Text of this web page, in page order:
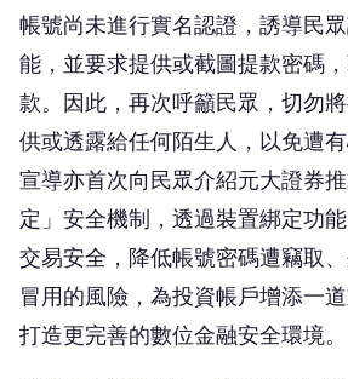
帳號尚未進行實名認證，誘導民
能，並要求提供或截圖提款密碼
款。因此，再次呼籲民眾，切勿
供或透露給任何陌生人，以免遭
宣導亦首次向民眾介紹元大證券
定」安全機制，透過裝置綁定功
交易安全，降低帳號密碼遭竊取
冒用的風險，為投資帳戶增添一
打造更完善的數位金融安全環境。